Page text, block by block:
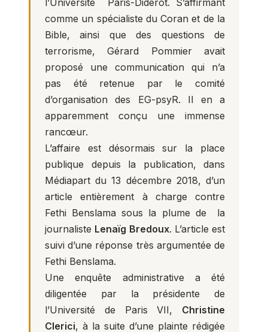
l’Université Paris-Diderot. S’affirmant
comme un spécialiste du Coran et de la
Bible, ainsi que des questions de
terrorisme, Gérard Pommier avait
proposé une communication qui n’a
pas été retenue par le comité
d’organisation des EG-psyR. Il en a
apparemment conçu une immense
rancœur.
L’affaire est désormais sur la place
publique depuis la publication, dans
Médiapart du 13 décembre 2018, d’un
article entièrement à charge contre
Fethi Benslama sous la plume de la
journaliste Lenaïg Bredoux. L’article est
suivi d’une réponse très argumentée de
Fethi Benslama.
Une enquête administrative a été
diligentée par la présidente de
l’Université de Paris VII, Christine
Clerici, à la suite d’une plainte rédigée